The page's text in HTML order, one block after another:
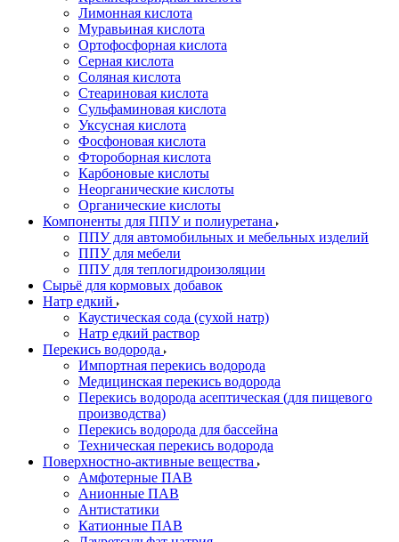
Лимонная кислота
Муравьиная кислота
Ортофосфорная кислота
Серная кислота
Соляная кислота
Стеариновая кислота
Сульфаминовая кислота
Уксусная кислота
Фосфоновая кислота
Фтороборная кислота
Карбоновые кислоты
Неорганические кислоты
Органические кислоты
Компоненты для ППУ и полиуретана
ППУ для автомобильных и мебельных изделий
ППУ для мебели
ППУ для теплогидроизоляции
Сырьё для кормовых добавок
Натр едкий
Каустическая сода (сухой натр)
Натр едкий раствор
Перекись водорода
Импортная перекись водорода
Медицинская перекись водорода
Перекись водорода асептическая (для пищевого
производства)
Перекись водорода для бассейна
Техническая перекись водорода
Поверхностно-активные вещества
Амфотерные ПАВ
Анионные ПАВ
Антистатики
Катионные ПАВ